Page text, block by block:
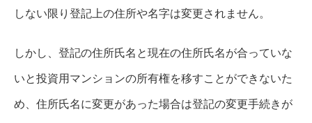
しない限り登記上の住所や名字は変更されません。
しかし、登記の住所氏名と現在の住所氏名が合っていな
いと投資用マンションの所有権を移すことができないた
め、住所氏名に変更があった場合は登記の変更手続きが